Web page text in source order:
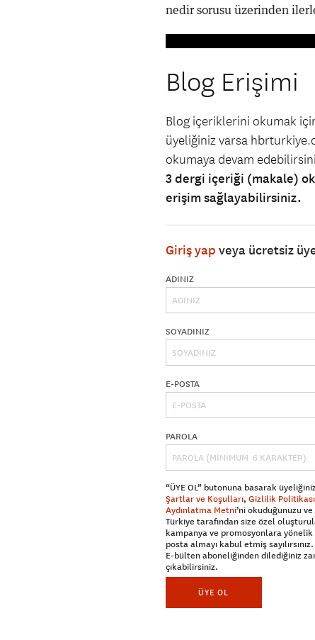
nedir sorusu üzerinden
Blog Erişimi
Blog içeriklerini okumak
üyeliğiniz varsa
okumaya devam
3 dergi içeriği (makale)
erişim sağlayabilirsiniz.
Giriş yap veya ücretsiz
ADINIZ
SOYADINIZ
E-POSTA
PAROLA
“ÜYE OL” butonuna basarak
Şartlar ve Koşulları, Gizlilik Politikası
Aydınlatma Metni’ni okuduğunuzu ve
Türkiye tarafından size özel
kampanya ve promosyonlara
posta almayı kabul etmiş sayılırsınız.
E-bülten aboneliğinden dilediğiniz
çıkabilirsiniz.
ÜYE OL